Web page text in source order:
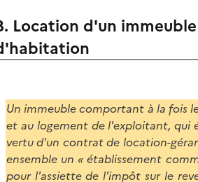
Location d'un
Un immeuble comportant à la fois
et au logement de l'exploitant, qui
vertu d'un contrat de location-
ensemble un « établissement
pour l'assiette de l'impôt sur le